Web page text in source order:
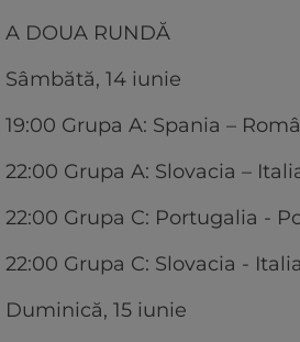
A DOUA RUNDĂ
Sâmbătă, 14 iunie
19:00 Grupa A: Spania –
22:00 Grupa A: Slovacia –
22:00 Grupa C: Portugalia -
22:00 Grupa C: Slovacia -
Duminică, 15 iunie